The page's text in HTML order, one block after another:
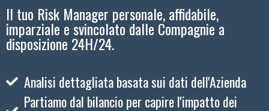
Il tuo Risk Manager personale, affidabile,
imparziale e svincolato dalle Compagnie a
disposizione 24H/24.
Analisi dettagliata basata sui dati dell'Azienda
Partiamo dal bilancio per capire l'impatto dei